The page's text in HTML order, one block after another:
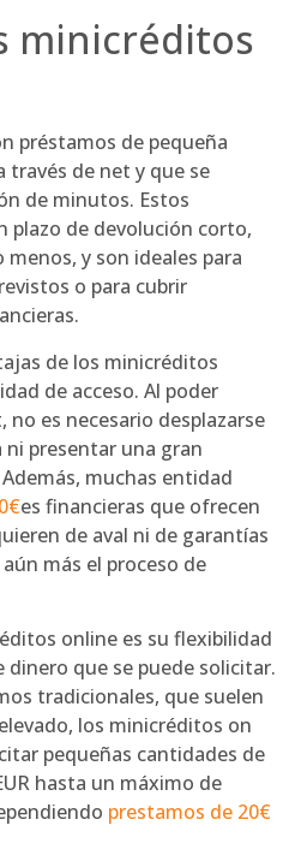
minicréditos
préstamos de pequeña
través de net y que se
de minutos. Estos
plazo de devolución corto,
y son ideales para
o para cubrir
de los minicréditos
de acceso. Al poder
es necesario desplazarse
presentar una gran
muchas entidad
es financieras que ofrecen
de aval ni de garantías
más el proceso de
online es su flexibilidad
que se puede solicitar.
tradicionales, que suelen
los minicréditos on
pequeñas cantidades de
hasta un máximo de
prestamos de 20€